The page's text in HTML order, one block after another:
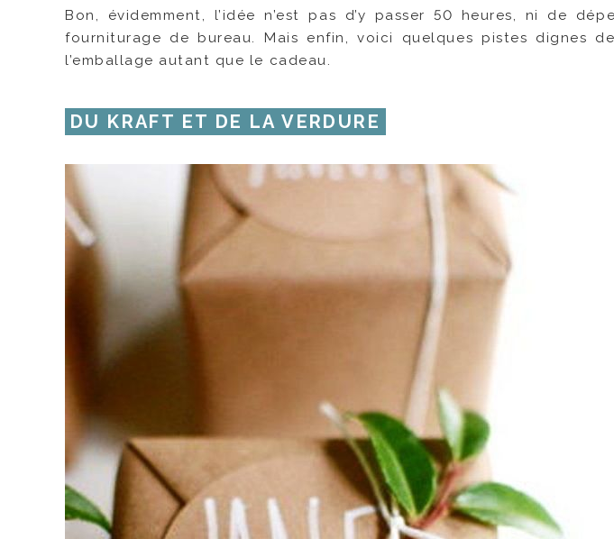
Bon, évidemment, l’idée n’est pas d’y passer 50 heures, ni de
fourniturage de bureau. Mais enfin, voici quelques pistes dignes
l’emballage autant que le cadeau.
DU KRAFT ET DE LA VERDURE